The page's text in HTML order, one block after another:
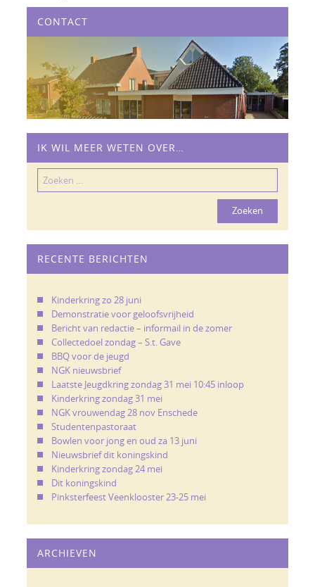
CONTACT
IK WIL MEER WETEN OVER…
Zoeken
naar:
RECENTE BERICHTEN
Kinderkring zo 28 juni
Demonstratie voor geloofsvrijheid
Bericht van redactie – informail in de zomer
Collectedoel zondag – S.t. Gave
BBQ voor de jeugd
NGK nieuwsbrief
Laatste Jeugdkring zondag 31 mei 10:45 inloop
Kinderkring zondag 31 mei
NGK vrouwendag 28 nov Enschede
Studentenpastoraat
Bowlen voor jong en oud za 13 juni
Nieuwsbrief dit koningskind
Kinderkring zondag 24 mei
Dit koningskind
Pinksterfeest Veenklooster 23-25 mei
ARCHIEVEN